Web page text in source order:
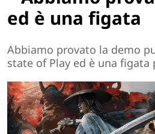
ed è una figata
Abbiamo provato la demo
state of Play ed è una figata